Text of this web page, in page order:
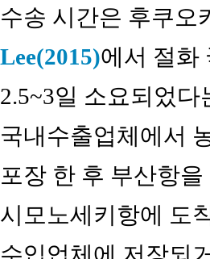
수송 시간은 후쿠오
Lee(2015)에서 절화
2.5~3일 소요되었
국내수출업체에서
포장 한 후 부산항
시모노세키항에 도
수입업체에 저장되